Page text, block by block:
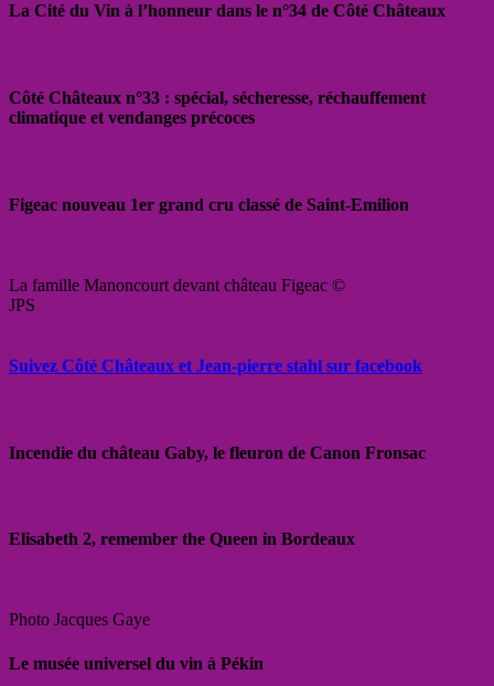
La Cité du Vin à l’honneur dans le n°34 de Côté Châteaux
Côté Châteaux n°33 : spécial, sécheresse, réchauffement
climatique et vendanges précoces
Figeac nouveau 1er grand cru classé de Saint-Emilion
La famille Manoncourt devant château Figeac ©
JPS
Suivez Côté Châteaux et Jean-pierre stahl sur facebook
Incendie du château Gaby, le fleuron de Canon Fronsac
Elisabeth 2, remember the Queen in Bordeaux
Photo Jacques Gaye
Le musée universel du vin à Pékin